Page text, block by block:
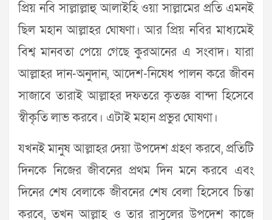
প্রিয় নবি সাল্লাল্লাহু আলাইহি ওয়া সাল্লামের প্রতি এমনই
ছিল মহান আল্লাহর ঘোষণা। আর প্রিয় নবির মাধ্যমেই
বিশ্ব মানবতা পেয়ে গেছে কুরআনের এ সংবাদ। যারা
আল্লাহর দান-অনুদান, আদেশ-নিষেধ পালন করে জীবন
সাজাবে তারাই আল্লাহর দফতরে কৃতজ্ঞ বান্দা হিসেবে
স্বীকৃতি লাভ করবে। এটাই মহান প্রভুর ঘোষণা।
যখনই মানুষ আল্লাহর দেয়া উপদেশ গ্রহণ করবে, প্রতিটি
দিনকে নিজের জীবনের প্রথম দিন মনে করবে এবং
দিনের শেষ বেলাকে জীবনের শেষ বেলা হিসেবে চিন্তা
করবে, তখন আল্লাহ ও তার রাসুলের উপদেশ কাজে